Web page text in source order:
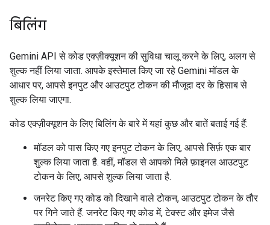
बिलिंग
Gemini API से कोड एक्ज़ीक्यूशन की सुविधा चालू करने के लिए, अलग से
शुल्क नहीं लिया जाता. आपके इस्तेमाल किए जा रहे Gemini मॉडल के
आधार पर, आपसे इनपुट और आउटपुट टोकन की मौजूदा दर के हिसाब से
शुल्क लिया जाएगा.
कोड एक्ज़ीक्यूशन के लिए बिलिंग के बारे में यहां कुछ और बातें बताई गई हैं:
मॉडल को पास किए गए इनपुट टोकन के लिए, आपसे सिर्फ़ एक बार
शुल्क लिया जाता है. वहीं, मॉडल से आपको मिले फ़ाइनल आउटपुट
टोकन के लिए, आपसे शुल्क लिया जाता है.
जनरेट किए गए कोड को दिखाने वाले टोकन, आउटपुट टोकन के तौर
पर गिने जाते हैं. जनरेट किए गए कोड में, टेक्स्ट और इमेज जैसे